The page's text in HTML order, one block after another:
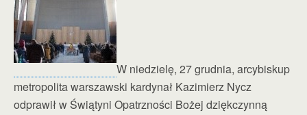
W niedzielę, 27 grudnia, arcybiskup
metropolita warszawski kardynał Kazimierz Nycz
odprawił w Świątyni Opatrzności Bożej dziękczynną